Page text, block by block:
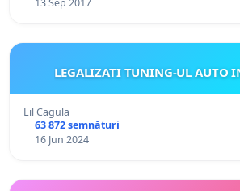
LEGALIZATI TUNING-UL AUTO
Lil Cagula
63 872 semnături
16 Jun 2024